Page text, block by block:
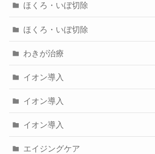
ほくろ・いぼ切除
ほくろ・いぼ切除
わきが治療
イオン導入
イオン導入
イオン導入
エイジングケア